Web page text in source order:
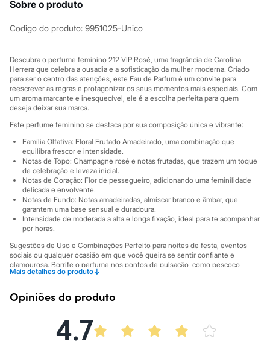
Sandálias
Sapatilhas
Tênis
City
Clock House
Mindset
Sawary
Yessica
Moda esportiva
Acessórios
Blusas
Calçados
Leggings
Shorts e Bermudas
Tops
Moda íntima
Calcinhas
Cintas e Modeladores
Meias
Pijamas
Sutiãs e Tops
Moda praia
Biquínis
Maiôs
Personagens
Plus size
Blusas e Camisetas
Casacos e Jaquetas
Sobre o produto
Codigo do produto: 9951025-Unico
Descubra o perfume feminino 212 VIP Rosé, uma fragrância de Carolina
Herrera que celebra a ousadia e a sofisticação da mulher moderna. Criado
para ser o centro das atenções, este Eau de Parfum é um convite para
reescrever as regras e protagonizar os seus momentos mais especiais. Com
um aroma marcante e inesquecível, ele é a escolha perfeita para quem
deseja deixar sua marca.
Este perfume feminino se destaca por sua composição única e vibrante:
Família Olfativa: Floral Frutado Amadeirado, uma combinação que
equilibra frescor e intensidade.
Notas de Topo: Champagne rosé e notas frutadas, que trazem um toque
de celebração e leveza inicial.
Notas de Coração: Flor de pessegueiro, adicionando uma feminilidade
delicada e envolvente.
Notas de Fundo: Notas amadeiradas, almíscar branco e âmbar, que
garantem uma base sensual e duradoura.
Intensidade de moderada a alta e longa fixação, ideal para te acompanhar
por horas.
Sugestões de Uso e Combinações Perfeito para noites de festa, eventos
sociais ou qualquer ocasião em que você queira se sentir confiante e
glamourosa. Borrife o perfume nos pontos de pulsação, como pescoço,
pulsos e atrás das orelhas, para potencializar a sua fixação e projeção. O 212
chique ao mais elaborado, expressando uma personalidade autêntica e cheia
de atitude.
A gente se encontra na C&A! ❤
Mais detalhes do produto↓
Informacoes gerais:
Opiniões do produto
4.7